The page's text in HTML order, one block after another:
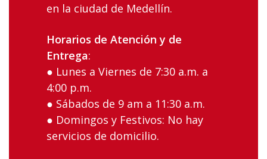
‌en‌ ‌la‌ ciudad‌ ‌de‌ ‌Medellín‌.
Horarios‌ ‌de‌ ‌Atención‌ ‌y‌ ‌de‌
‌Entrega:‌ ‌
● Lunes‌ ‌a‌ ‌Viernes‌ ‌de‌ ‌7:30‌ ‌a.m.‌ ‌a‌
‌4:00‌ ‌p.m.‌ ‌
● Sábados‌ ‌de‌ ‌9 am‌ ‌a‌ ‌11:30 a.m. ‌
● Domingos‌ ‌y‌ ‌Festivos:‌ ‌No‌ ‌hay‌
‌servicios‌ ‌de‌ ‌domicilio.‌ ‌